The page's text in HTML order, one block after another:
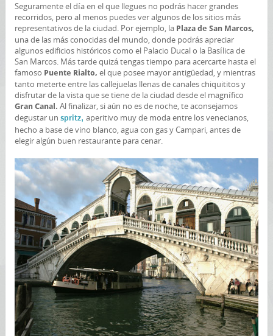
Seguramente el día en el que llegues no podrás hacer grandes
recorridos, pero al menos puedes ver algunos de los sitios más
representativos de la ciudad. Por ejemplo, la Plaza de San Marcos,
una de las más conocidas del mundo, donde podrás apreciar
algunos edificios históricos como el Palacio Ducal o la Basílica de
San Marcos. Más tarde quizá tengas tiempo para acercarte hasta el
famoso Puente Rialto, el que posee mayor antigüedad, y mientras
tanto meterte entre las callejuelas llenas de canales chiquititos y
disfrutar de la vista que se tiene de la ciudad desde el magnífico
Gran Canal. Al finalizar, si aún no es de noche, te aconsejamos
degustar un spritz, aperitivo muy de moda entre los venecianos,
hecho a base de vino blanco, agua con gas y Campari, antes de
elegir algún buen restaurante para cenar.